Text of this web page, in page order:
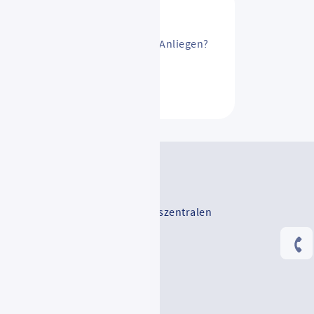
ändern? Oder ein anderes Anliegen?
Vertriebsstellen und Mobilitätszentralen